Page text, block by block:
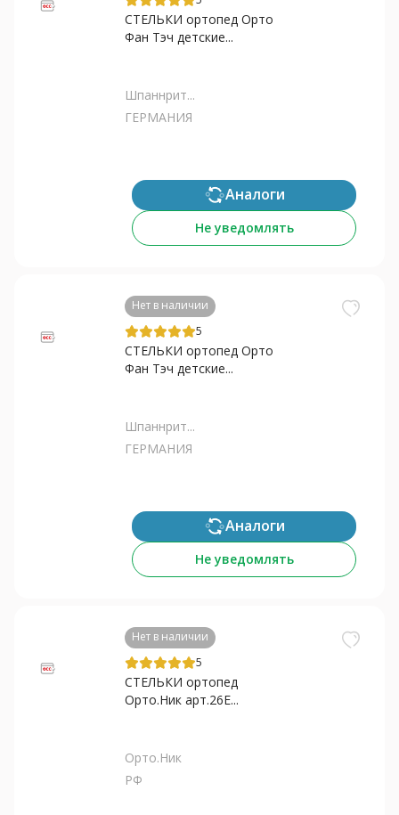
СТЕЛЬКИ ортопед Орто
Фан Тэч детские...
Шпаннрит...
ГЕРМАНИЯ
Аналоги
Не уведомлять
Нет в наличии
5
СТЕЛЬКИ ортопед Орто
Фан Тэч детские...
Шпаннрит...
ГЕРМАНИЯ
Аналоги
Не уведомлять
Нет в наличии
5
СТЕЛЬКИ ортопед
Орто.Ник арт.26Е...
Орто.Ник
РФ